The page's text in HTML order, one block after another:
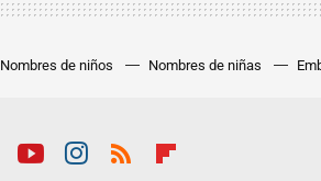
Nombres de niños Nombres de niñas